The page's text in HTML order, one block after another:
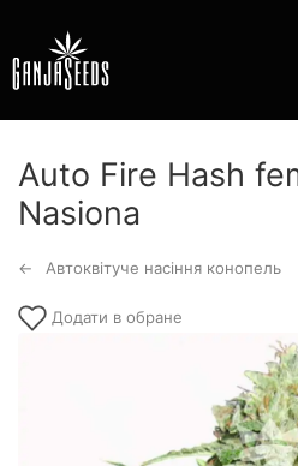
Auto Fire Hash
Nasiona
Автоквітуче насіння конопель
Додати в обране